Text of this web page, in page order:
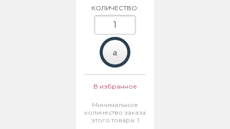
КОЛИЧЕСТВО:
В избранное
Минимальное
количество заказа
этого товара: 1